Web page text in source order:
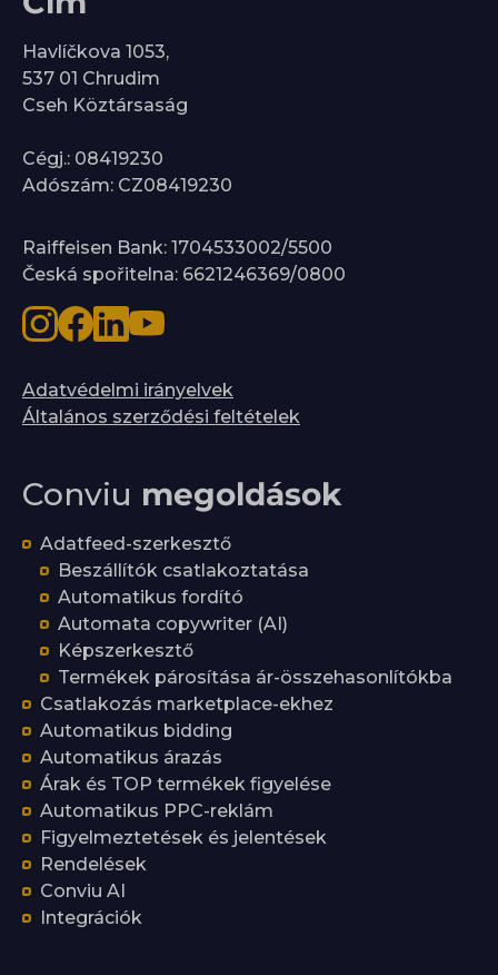
Havlíčkova 1053,
537 01 Chrudim
Cseh Köztársaság
Cégj.: 08419230
Adószám: CZ08419230
Raiffeisen Bank: 1704533002/5500
Česká spořitelna: 6621246369/0800
Adatvédelmi irányelvek
Általános szerződési feltételek
Conviu megoldások
Adatfeed-szerkesztő
Beszállítók csatlakoztatása
Automatikus fordító
Automata copywriter (AI)
Képszerkesztő
Termékek párosítása ár-összehasonlítókba
Csatlakozás marketplace-ekhez
Automatikus bidding
Automatikus árazás
Árak és TOP termékek figyelése
Automatikus PPC-reklám
Figyelmeztetések és jelentések
Rendelések
Conviu AI
Integrációk